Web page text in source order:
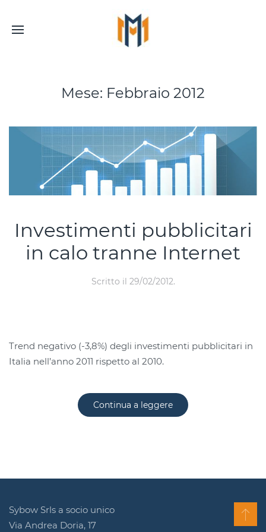
Mese: Febbraio 2012
Investimenti pubblicitari
in calo tranne Internet
Scritto il 29/02/2012.
Trend negativo (-3,8%) degli investimenti pubblicitari in
Italia nell’anno 2011 rispetto al 2010.
Continua a leggere
Sybow Srls a socio unico
Via Andrea Doria, 17